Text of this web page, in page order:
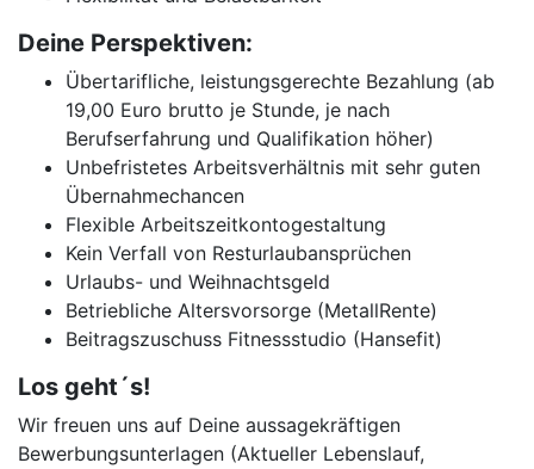
Deine Perspektiven:
Übertarifliche, leistungsgerechte Bezahlung (ab
19,00 Euro brutto je Stunde, je nach
Berufserfahrung und Qualifikation höher)
Unbefristetes Arbeitsverhältnis mit sehr guten
Übernahmechancen
Flexible Arbeitszeitkontogestaltung
Kein Verfall von Resturlaubansprüchen
Urlaubs- und Weihnachtsgeld
Betriebliche Altersvorsorge (MetallRente)
Beitragszuschuss Fitnessstudio (Hansefit)
Los geht´s!
Wir freuen uns auf Deine aussagekräftigen
Bewerbungsunterlagen (Aktueller Lebenslauf,